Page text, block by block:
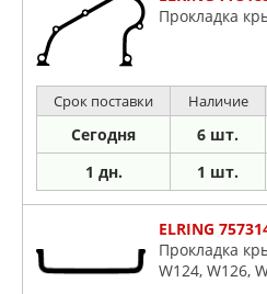
Прокладка
Срок поставки Наличие
Сегодня 6 шт.
1 дн. 1 шт.
ELRING
Прокладка
W124, W126,